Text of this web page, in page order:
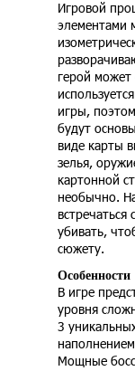
Игровой
элементами
герой может
игры,
будут
виде карты
зелья,
картонной
необычно.
убивать,
сюжету.
Особенности
В игре
уровня
3
Мощные